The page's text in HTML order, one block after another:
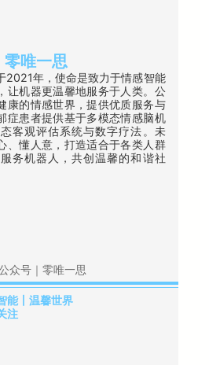
零唯一思
2021年，使命是致力于情感智能
让机器更温馨地服务于人类。公
康的情感世界，提供优质服务与
症患者提供基于多模态情感脑机
客观评估系统与数字疗法。未
、懂人意，打造适合于各类人群
务机器人，共创温馨的和谐社
众号｜零唯一思
能丨温馨世界
注